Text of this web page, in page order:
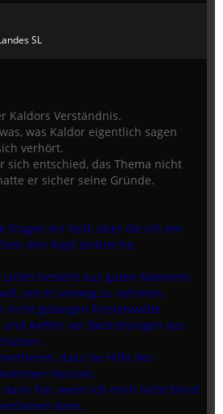
SL
Kaldors Verständnis.
was Kaldor eigentlich sagen
verhört.
sich entschied, das Thema nicht
er sicher seine Gründe.
Fragen ins Feld, über die ich mir
den Kopf zerbreche.
besteht aus guten Männern,
um es vorweg zu nehmen.
nicht gelungen Finsterwalde
Axtfels vor Bedrohungen aus
dass sie Hilfe des
müssen,
hin, wenn ich mich nicht blind
kann.